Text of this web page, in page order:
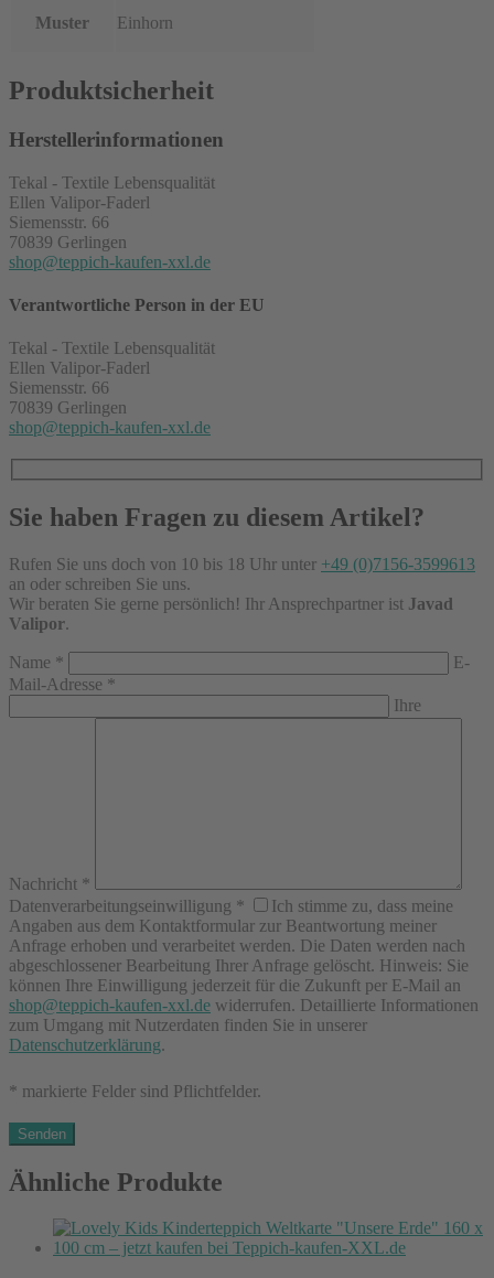
Muster Einhorn
Produktsicherheit
Herstellerinformationen
Tekal - Textile Lebensqualität
Ellen Valipor-Faderl
Siemensstr. 66
70839 Gerlingen
shop@teppich-kaufen-xxl.de
Verantwortliche Person in der EU
Tekal - Textile Lebensqualität
Ellen Valipor-Faderl
Siemensstr. 66
70839 Gerlingen
shop@teppich-kaufen-xxl.de
Sie haben Fragen zu diesem Artikel?
Rufen Sie uns doch von 10 bis 18 Uhr unter +49 (0)7156-3599613
an oder schreiben Sie uns.
Wir beraten Sie gerne persönlich! Ihr Ansprechpartner ist Javad
Valipor.
Name *
E-
Mail-Adresse *
Ihre
Nachricht *
Datenverarbeitungseinwilligung *
Ich stimme zu, dass meine
Angaben aus dem Kontaktformular zur Beantwortung meiner
Anfrage erhoben und verarbeitet werden. Die Daten werden nach
abgeschlossener Bearbeitung Ihrer Anfrage gelöscht. Hinweis: Sie
können Ihre Einwilligung jederzeit für die Zukunft per E-Mail an
shop@teppich-kaufen-xxl.de widerrufen. Detaillierte Informationen
zum Umgang mit Nutzerdaten finden Sie in unserer
Datenschutzerklärung.
* markierte Felder sind Pflichtfelder.
Ähnliche Produkte